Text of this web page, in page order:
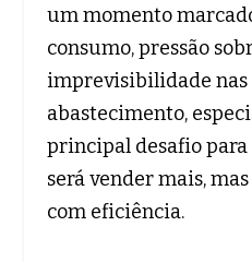
um momento
consumo, pressão
imprevisibilidade nas
abastecimento,
principal desafio para
será vender mais,
com eficiência.